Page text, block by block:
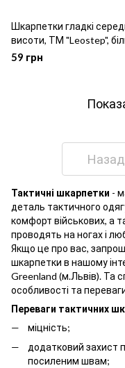
Шкарпетки гладкі
висоти, ТМ "Leostep",
38-40
59 грн
Назад
Тактичні шкарпетки -
деталь тактичного
комфорт військових, а
проводять на ногах і
Якщо це про вас,
шкарпетки в нашому
Greenland (м.Львів). Та
особливості та
Переваги тактичних
міцність;
додатковий захист
посиленим швам;